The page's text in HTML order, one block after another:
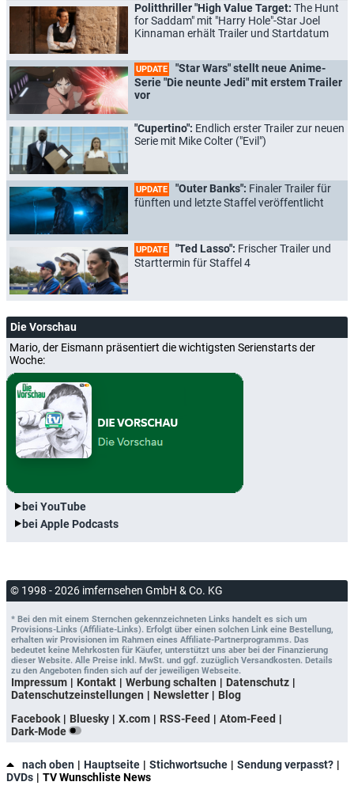
Politthriller "High Value Target: The Hunt
for Saddam" mit "Harry Hole"-Star Joel
Kinnaman erhält Trailer und Startdatum
UPDATE
"Star Wars" stellt neue Anime-
Serie "Die neunte Jedi" mit erstem Trailer
vor
"Cupertino": Endlich erster Trailer zur neuen
Serie mit Mike Colter ("Evil")
UPDATE "Outer Banks": Finaler Trailer für
fünften und letzte Staffel veröffentlicht
UPDATE "Ted Lasso": Frischer Trailer und
Starttermin für Staffel 4
Die Vorschau
Mario, der Eismann präsentiert die wichtigsten Serienstarts der
Woche:
bei YouTube
bei Apple Podcasts
© 1998 - 2026 imfernsehen GmbH & Co. KG
* Bei den mit einem Sternchen gekennzeichneten Links handelt es sich um
Provisions-Links (Affiliate-Links). Erfolgt über einen solchen Link eine Bestellung,
erhalten wir Provisionen im Rahmen eines Affiliate-Partnerprogramms. Das
bedeutet keine Mehrkosten für Käufer, unterstützt uns aber bei der Finanzierung
dieser Website. Alle Preise inkl. MwSt. und ggf. zuzüglich Versandkosten. Details
zu den Angeboten finden sich auf der jeweiligen Webseite.
Impressum Kontakt Werbung schalten
Datenschutz
Datenschutzeinstellungen
Newsletter
Blog
Facebook
Bluesky X.com RSS-Feed
Atom-Feed
Dark-Mode
nach oben Hauptseite Stichwortsuche
Sendung verpasst?
DVDs
TV Wunschliste News